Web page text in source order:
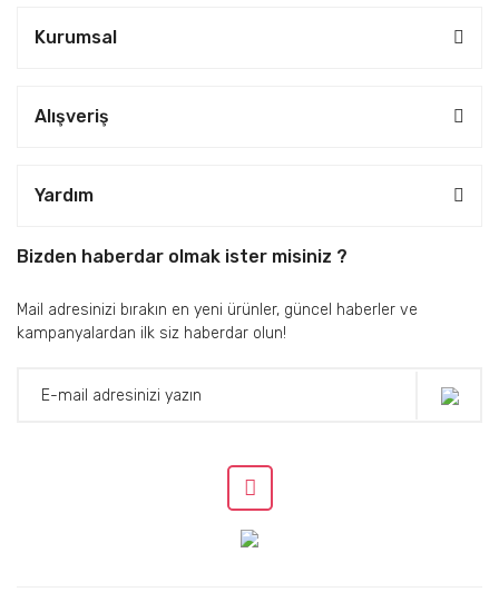
Kurumsal
Alışveriş
Yardım
Bizden haberdar olmak ister misiniz ?
Mail adresinizi bırakın en yeni ürünler, güncel haberler ve
kampanyalardan ilk siz haberdar olun!